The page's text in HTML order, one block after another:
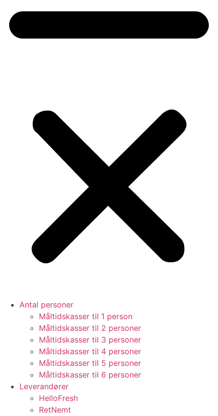
Antal personer
Måltidskasser til 1 person
Måltidskasser til 2 personer
Måltidskasser til 3 personer
Måltidskasser til 4 personer
Måltidskasser til 5 personer
Måltidskasser til 6 personer
Leverandører
HelloFresh
RetNemt